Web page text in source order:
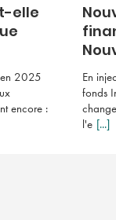
elle
en 2025
encore :
En
fonds
l'e [...]